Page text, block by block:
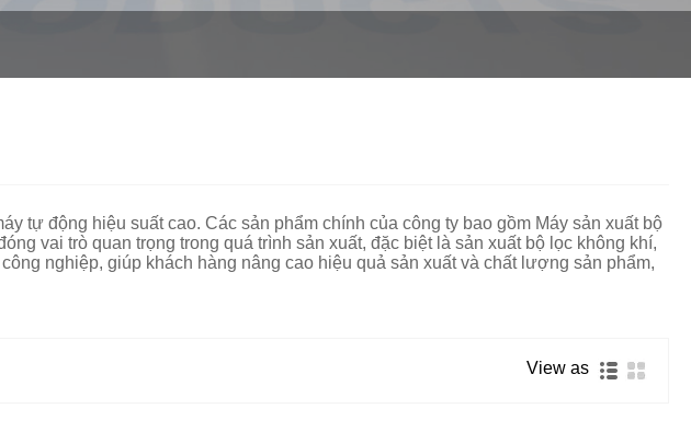
தமிழ் తెలుగు नेपाली
Lietuvos Eesti Keel Română
tự động hiệu suất cao. Các sản phẩm chính của công ty bao gồm Máy sản xuất bộ
vai trò quan trọng trong quá trình sản xuất, đặc biệt là sản xuất bộ lọc không khí,
nghiệp, giúp khách hàng nâng cao hiệu quả sản xuất và chất lượng sản phẩm,
View as